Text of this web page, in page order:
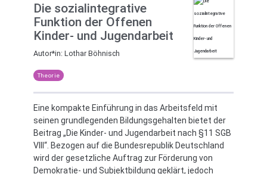
Die sozialintegrative
Funktion der Offenen
Kinder- und Jugendarbeit
Autor*in: Lothar Böhnisch
Theorie
Eine kompakte Einführung in das Arbeitsfeld mit
seinen grundlegenden Bildungsgehalten bietet der
Beitrag „Die Kinder- und Jugendarbeit nach §11 SGB
VIII“. Bezogen auf die Bundesrepublik Deutschland
wird der gesetzliche Auftrag zur Förderung von
Demokratie- und Subjektbildung geklärt, jedoch